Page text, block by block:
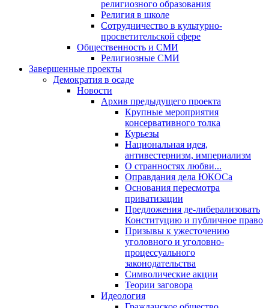
религиозного образования
Религия в школе
Сотрудничество в культурно-
просветительской сфере
Общественность и СМИ
Религиозные СМИ
Завершенные проекты
Демократия в осаде
Новости
Архив предыдущего проекта
Крупные мероприятия
консервативного толка
Курьезы
Национальная идея,
антивестернизм, империализм
О странностях любви...
Оправдания дела ЮКОСа
Основания пересмотра
приватизации
Предложения де-либерализовать
Конституцию и публичное право
Призывы к ужесточению
уголовного и уголовно-
процессуального
законодательства
Символические акции
Теории заговора
Идеология